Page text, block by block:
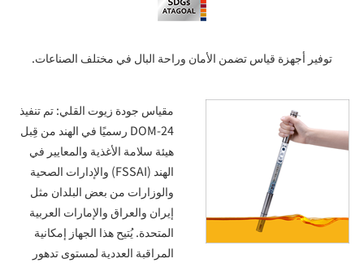
توفير أجهزة قياس تضمن الأمان وراحة البال في مختلف الصناعات.
مقياس جودة زيوت القلي: تم تنفيذ
DOM-24 رسميًا في الهند من قِبل
هيئة سلامة الأغذية والمعايير في
الهند (FSSAI) والإدارات الصحية
والوزارات من بعض البلدان مثل
إيران والعراق والإمارات العربية
المتحدة. يُتيح هذا الجهاز إمكانية
المراقبة العددية لمستوى تدهور